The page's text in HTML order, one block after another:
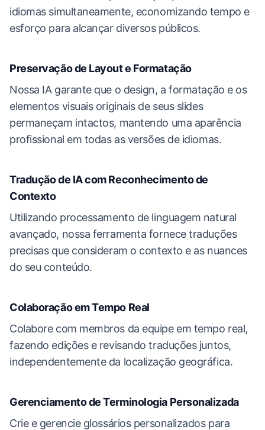
idiomas simultaneamente, economizando tempo e
esforço para alcançar diversos públicos.
Preservação de Layout e Formatação
Nossa IA garante que o design, a formatação e os
elementos visuais originais de seus slides
permaneçam intactos, mantendo uma aparência
profissional em todas as versões de idiomas.
Tradução de IA com Reconhecimento de
Contexto
Utilizando processamento de linguagem natural
avançado, nossa ferramenta fornece traduções
precisas que consideram o contexto e as nuances
do seu conteúdo.
Colaboração em Tempo Real
Colabore com membros da equipe em tempo real,
fazendo edições e revisando traduções juntos,
independentemente da localização geográfica.
Gerenciamento de Terminologia Personalizada
Crie e gerencie glossários personalizados para